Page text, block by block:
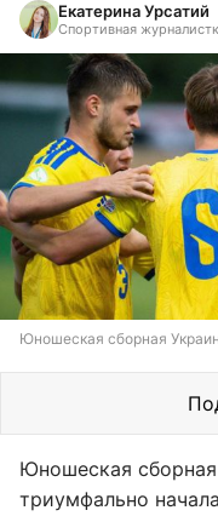
Екатерина Урсатий
Спортивная
Юношеская сборная
Юношеская
триумфально